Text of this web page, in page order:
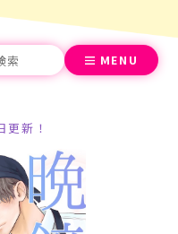
MENU
新！